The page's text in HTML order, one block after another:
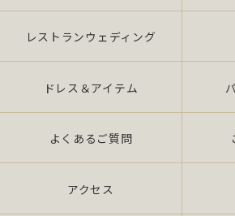
拠したマネジメン トシステムを遵
の下で行います。
2.個人情報の適切な取扱い
当社は、個人情報の取扱いに関し、
2006 の要求事項、法令「個人情報
年 4 月施行）（以下、「法」 とい
法人全日本冠婚葬祭互助協会が定め
の規範を遵守いたします。
レストランウェディング
ドレス＆アイテム
よくあるご質問
アクセス